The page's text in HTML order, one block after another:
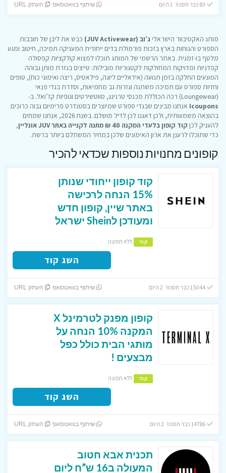
שיתוף בוואטסאפ העתק URL
מותג האקטיבוור הישראליג’וב (JUV Activewear)
כבש את ליבן של חובבות
הספורט והנוחות בארץ בזכות פורמולת בדים ייחודית המעניקה תמיכה, חיטוב ומגע
מלטף בו-זמנית. באתר הרשמי של המותג תוכלו למצוא קולקציות קפסולה
קפדניות ומדויקות המחולקות לקטגוריות מובילות: טייצים בגזרת מותן גבוהה
המונעים החלקה בזמן תנועה (אידאליים ליוגה, פילאטיס, ריצה ואימוני כוח), טופים
וחזיות ספורט עם תמיכה משתנה וגזרות גב מחמיאות, וסדרת בגדי פנאי
(Loungewear) רכה הכוללת מכנסי טרנינג, סווטשירטים וגופיות קז’ואל. ב-
Icoupons אנחנו מבינים שבגדי ספורט שמיוצרים בסטנדרט פרימיום גבוה כרוכים
בהוצאה משמעותית, ולכן דאגנו לכן לדיל מושלם. בשנת 2026, אנחנו שמחים
להעניק לכן קוד קופון בלעדי המקנה 40 ₪ מתנה לקנייה באתר JUV אונליין
,
כדי שתוכלו לרענן את ארון האימונים שלכן במחיר המשתלם ביותר ברשת.
קופונים מחנויות נוספות שכדאי להכיר
קוד קופון ייחודי שנותן
15% הנחה לרכישה
באתר שיין, קופון חדש
ומעודכן לShein ישראל
קוד ללא תפוגה
השג קוד
15044 כבר חסכו! 2 היום שיתוף בוואטסאפ העתק URL
קופון מפנק לטרמינל X
המקנה 10% הנחה על
מותגי הבית כולל כפל
מבצעים !
קוד ללא תפוגה
השג קוד
14786 כבר חסכו! 2 היום שיתוף בוואטסאפ העתק URL
תכנית אבא חטוב
המעולה ב16 ש”ח ליום